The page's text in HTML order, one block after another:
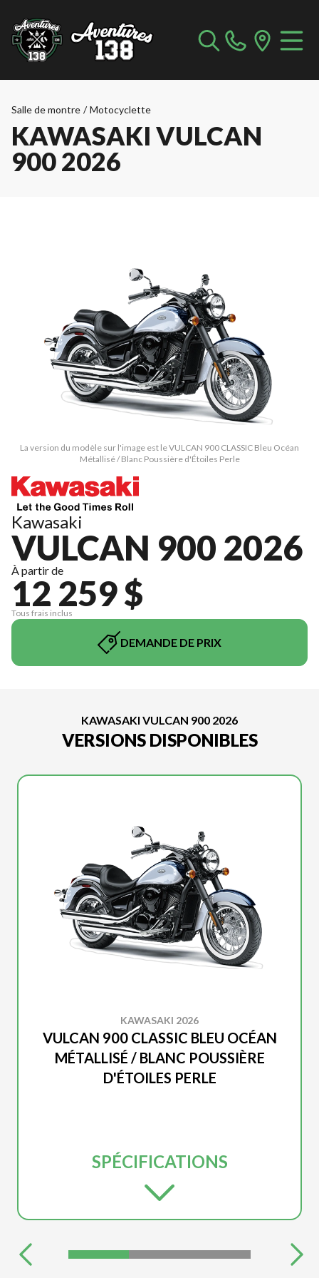
Salle de montre / Motocyclette
KAWASAKI VULCAN
900 2026
La version du modèle sur l'image est le VULCAN 900 CLASSIC Bleu Océan
Métallisé / Blanc Poussière d'Étoiles Perle
Kawasaki
VULCAN 900 2026
À partir de
12 259 $
Tous frais inclus
DEMANDE DE PRIX
KAWASAKI VULCAN 900 2026
VERSIONS DISPONIBLES
KAWASAKI 2026
VULCAN 900 CLASSIC BLEU OCÉAN
MÉTALLISÉ / BLANC POUSSIÈRE
D'ÉTOILES PERLE
SPÉCIFICATIONS